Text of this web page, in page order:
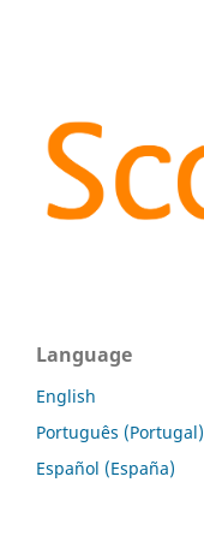
Language
English
Português (Portugal)
Español (España)